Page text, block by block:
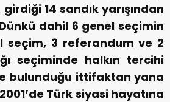
girdiği 14 sandık yarışından
dahil 6 genel seçimin
seçim, 3 referandum ve 2
seçiminde halkın tercihi
bulunduğu ittifaktan yana
Türk siyasi hayatına